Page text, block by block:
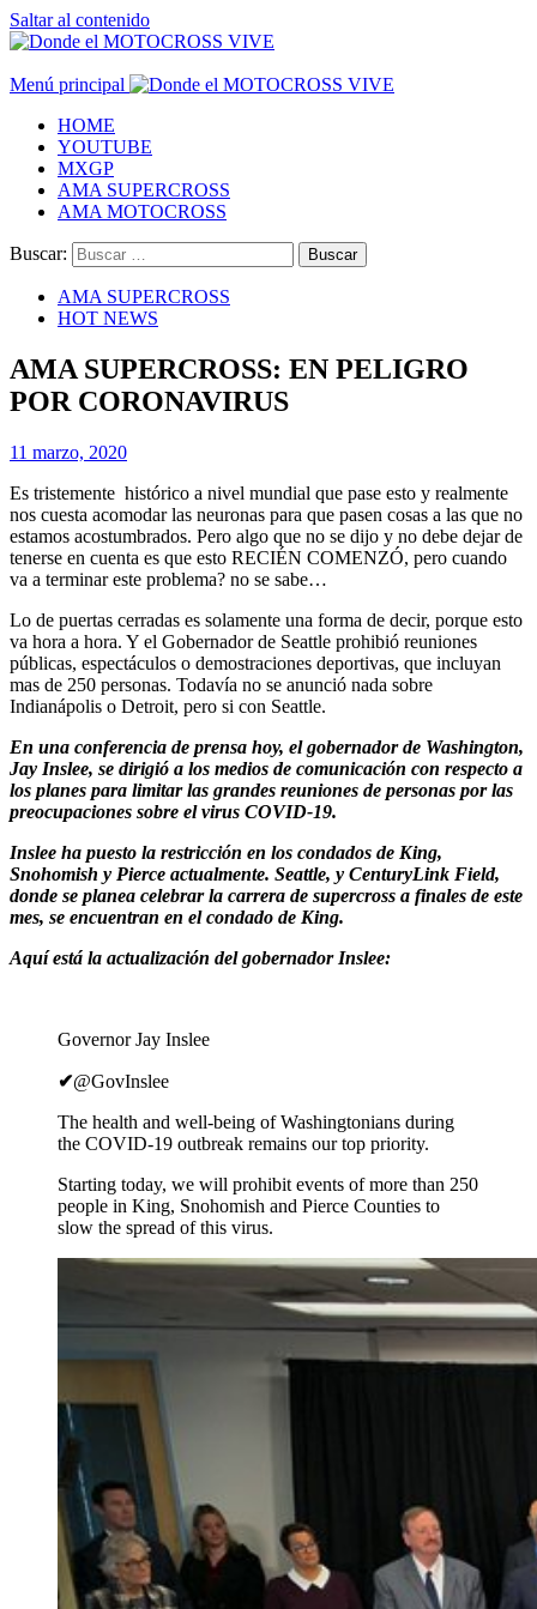
Saltar al contenido
Menú principal
HOME
YOUTUBE
MXGP
AMA SUPERCROSS
AMA MOTOCROSS
Buscar:
AMA SUPERCROSS
HOT NEWS
AMA SUPERCROSS: EN PELIGRO
POR CORONAVIRUS
11 marzo, 2020
Es tristemente histórico a nivel mundial que pase esto y realmente
nos cuesta acomodar las neuronas para que pasen cosas a las que no
estamos acostumbrados. Pero algo que no se dijo y no debe dejar de
tenerse en cuenta es que esto RECIÉN COMENZÓ, pero cuando
va a terminar este problema? no se sabe…
Lo de puertas cerradas es solamente una forma de decir, porque esto
va hora a hora. Y el Gobernador de Seattle prohibió reuniones
públicas, espectáculos o demostraciones deportivas, que incluyan
mas de 250 personas. Todavía no se anunció nada sobre
Indianápolis o Detroit, pero si con Seattle.
En una conferencia de prensa hoy, el gobernador de Washington,
Jay Inslee, se dirigió a los medios de comunicación con respecto a
los planes para limitar las grandes reuniones de personas por las
preocupaciones sobre el virus COVID-19.
Inslee ha puesto la restricción en los condados de King,
Snohomish y Pierce actualmente. Seattle, y CenturyLink Field,
donde se planea celebrar la carrera de supercross a finales de este
mes, se encuentran en el condado de King.
Aquí está la actualización del gobernador Inslee:
Governor Jay Inslee
✔@GovInslee
The health and well-being of Washingtonians during
the COVID-19 outbreak remains our top priority.
Starting today, we will prohibit events of more than 250
people in King, Snohomish and Pierce Counties to
slow the spread of this virus.